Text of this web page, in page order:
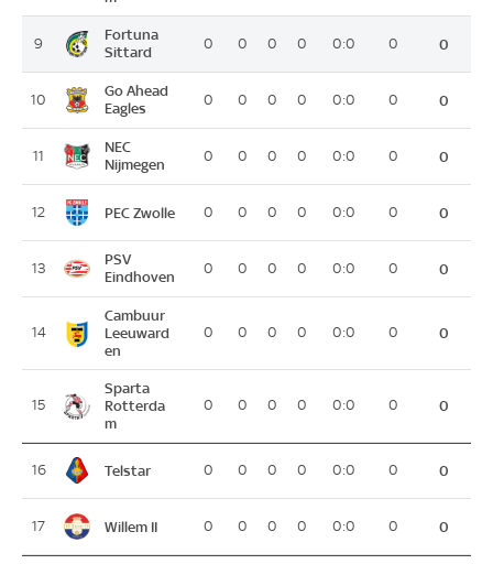
9
Fortuna
Sittard
0 0 0 0 0:0 0 0
10
Go Ahead
Eagles
0 0 0 0 0:0 0 0
11
NEC
Nijmegen
0 0 0 0 0:0 0 0
12 PEC Zwolle 0 0 0 0 0:0 0 0
13
PSV
Eindhoven
0 0 0 0 0:0 0 0
14
Cambuur
Leeuward
en
0 0 0 0 0:0 0 0
15
Sparta
Rotterda
m
0 0 0 0 0:0 0 0
16 Telstar 0 0 0 0 0:0 0 0
17 Willem II 0 0 0 0 0:0 0 0